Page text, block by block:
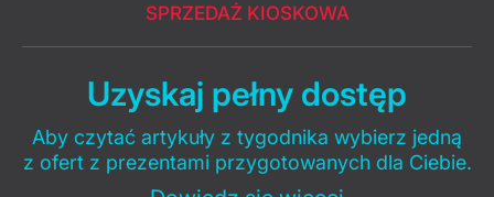
SPRZEDAŻ KIOSKOWA
Uzyskaj pełny dostęp
Aby czytać artykuły z tygodnika wybierz jedną
z ofert z prezentami przygotowanych dla Ciebie.